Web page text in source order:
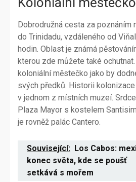
Dobrodružná cesta za poznáním
do Trinidadu, vzdáleného od
hodin. Oblast je známá
kterou zde můžete také
koloniální městečko jako by
svých předků. Historii
v jednom z místních muzeí.
Plaza Mayor s kostelem
je rovněž palác Cantero.
Související: Los Cabos:
konec světa, kde se poušť
setkává s mořem